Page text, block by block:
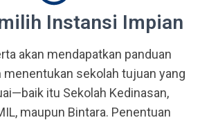
Instansi Impian
akan mendapatkan panduan
sekolah tujuan yang
itu Sekolah Kedinasan,
maupun Bintara. Penentuan